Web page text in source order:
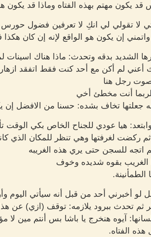
يكون مهتم بهذه الفتاه وماذا قد يكون
لا تقولي لي انكِ لا تعرفين فضول
إن يكون هو الواقع لإنه إن كان
الشديد بدقه وتحدث: ماذا هناك اسينات
أعني لم أكن مع أحد كنت فقط اتفقد
رجل هنا
لربما أنت مخطئ أخي
تخاف بشده: حسنا من الافضل إن
هيا عودي للجناح الخاص بكي الوقت
ركضت لغرفتها وهي تنظر للمكان الذي
للسجن حتى يري هذه الغريبه
الغريب بقوه شديده وخوف
أخبرني أحد من قبل أنه سيأتي اليوم
ثم تحدث ببرود يلازمه: توقف (ازي) عن
آيوه هنخرج يا باشا بس أنتم مين لا
الفتاه.